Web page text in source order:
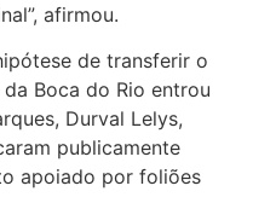
afirmou.
de transferir o
Boca do Rio entrou
Durval Lelys,
publicamente
apoiado por foliões